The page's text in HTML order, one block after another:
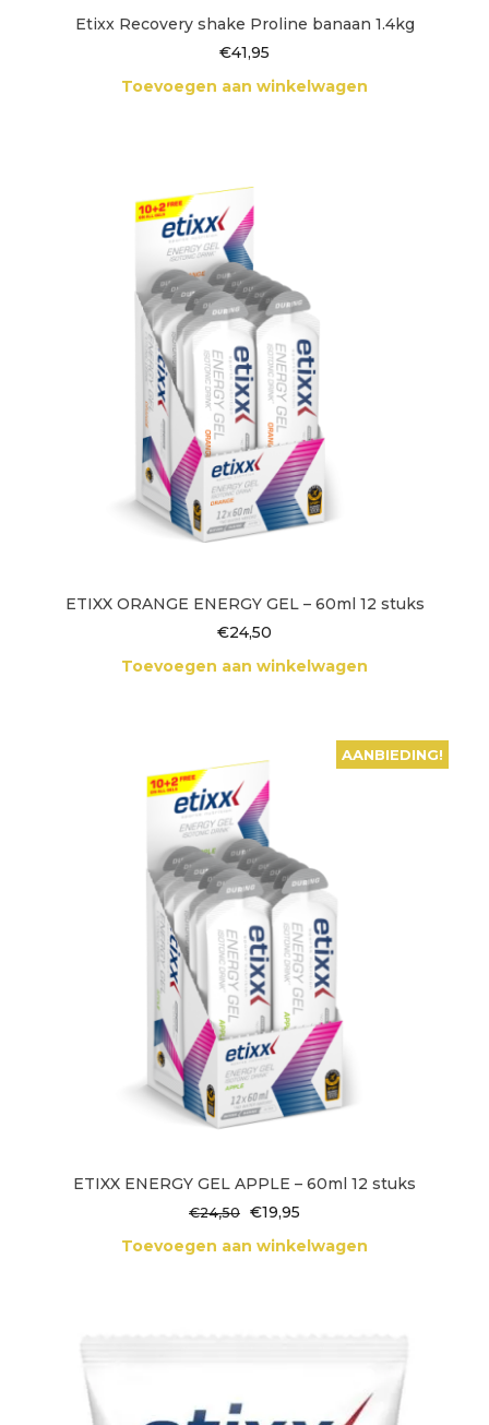
Etixx Recovery shake Proline banaan 1.4kg
€41,95
Toevoegen aan winkelwagen
ETIXX ORANGE ENERGY GEL – 60ml 12 stuks
€24,50
Toevoegen aan winkelwagen
AANBIEDING!
ETIXX ENERGY GEL APPLE – 60ml 12 stuks
€24,50 Oorspronkelijke
was:
€19,95
is:
Toevoegen aan winkelwagen